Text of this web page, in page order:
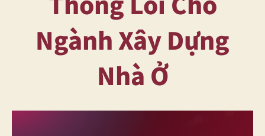
Ngành Xây Dựng
Nhà Ở